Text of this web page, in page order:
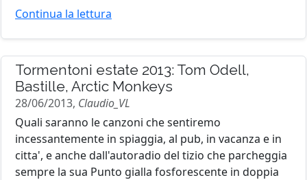
Continua la lettura
Tormentoni estate 2013: Tom Odell,
Bastille, Arctic Monkeys
28/06/2013, Claudio_VL
Quali saranno le canzoni che sentiremo
incessantemente in spiaggia, al pub, in vacanza e in
citta', e anche dall'autoradio del tizio che parcheggia
sempre la sua Punto gialla fosforescente in doppia